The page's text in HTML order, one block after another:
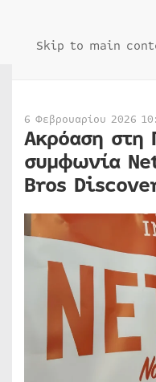
Skip to main
6 Φεβρουαρίου 2026
Ακρόαση στη
συμφωνία
Bros